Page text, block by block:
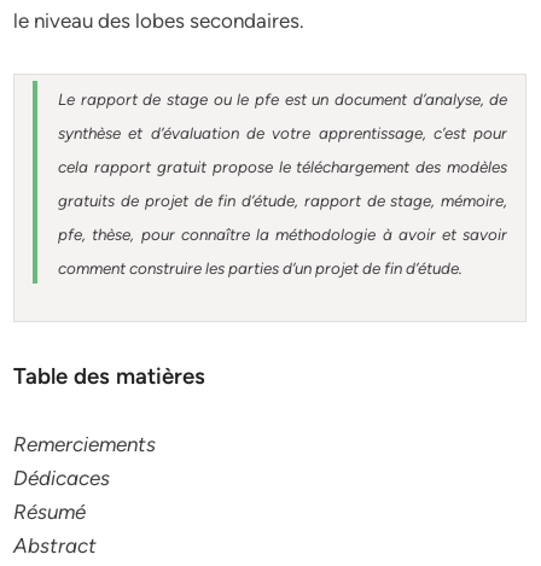
le niveau des lobes secondaires.
Le rapport de stage ou le pfe est un document d’analyse, de
synthèse et d’évaluation de votre apprentissage, c’est pour
cela rapport gratuit propose le téléchargement des modèles
gratuits de projet de fin d’étude, rapport de stage, mémoire,
pfe, thèse, pour connaître la méthodologie à avoir et savoir
comment construire les parties d’un projet de fin d’étude
Table des matières
Remerciements
Dédicaces
Résumé
Abstract